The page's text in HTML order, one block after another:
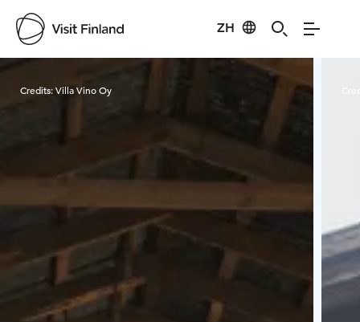
ZH
Visit Finland
Credits:Villa Vino Oy